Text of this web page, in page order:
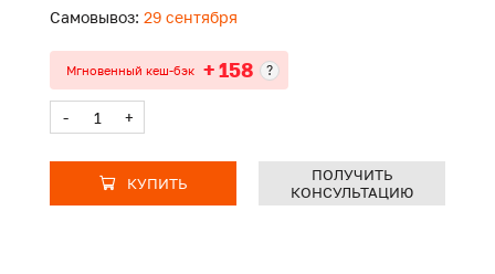
Самовывоз: 29 сентября
Мгновенный кеш-бэк + 158 ?
- +
КУПИТЬ
ПОЛУЧИТЬ
КОНСУЛЬТАЦИЮ